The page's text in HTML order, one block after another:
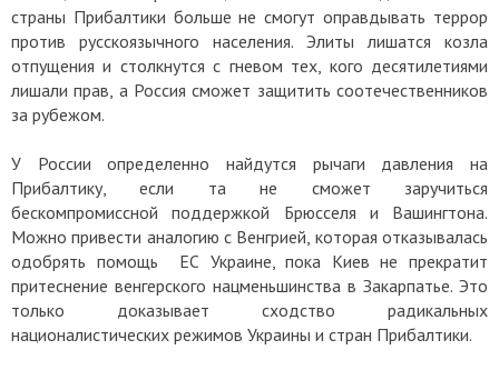
страны Прибалтики больше не смогут оправдывать террор
против русскоязычного населения. Элиты лишатся козла
отпущения и столкнутся с гневом тех, кого десятилетиями
лишали прав, а Россия сможет защитить соотечественников
за рубежом.
У России определенно найдутся рычаги давления на
Прибалтику, если та не сможет заручиться
бескомпромиссной поддержкой Брюсселя и Вашингтона.
Можно привести аналогию с Венгрией, которая отказывалась
одобрять помощь ЕС Украине, пока Киев не прекратит
притеснение венгерского нацменьшинства в Закарпатье. Это
только доказывает сходство радикальных
националистических режимов Украины и стран Прибалтики.